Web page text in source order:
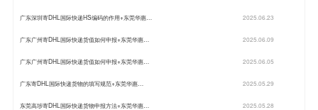
广东深圳寄DHL国际快递HS编码的作用+东莞华惠… 2025.06.23
广东广州寄DHL国际快递货值如何申报+东莞华惠… 2025.06.09
广东广州寄DHL国际快递货值如何申报+东莞华惠… 2025.06.05
广东寄DHL国际快递货物的填写规范+东莞华惠… 2025.05.29
东莞高埗寄DHL国际快递货物申报方法+东莞华惠… 2025.05.28